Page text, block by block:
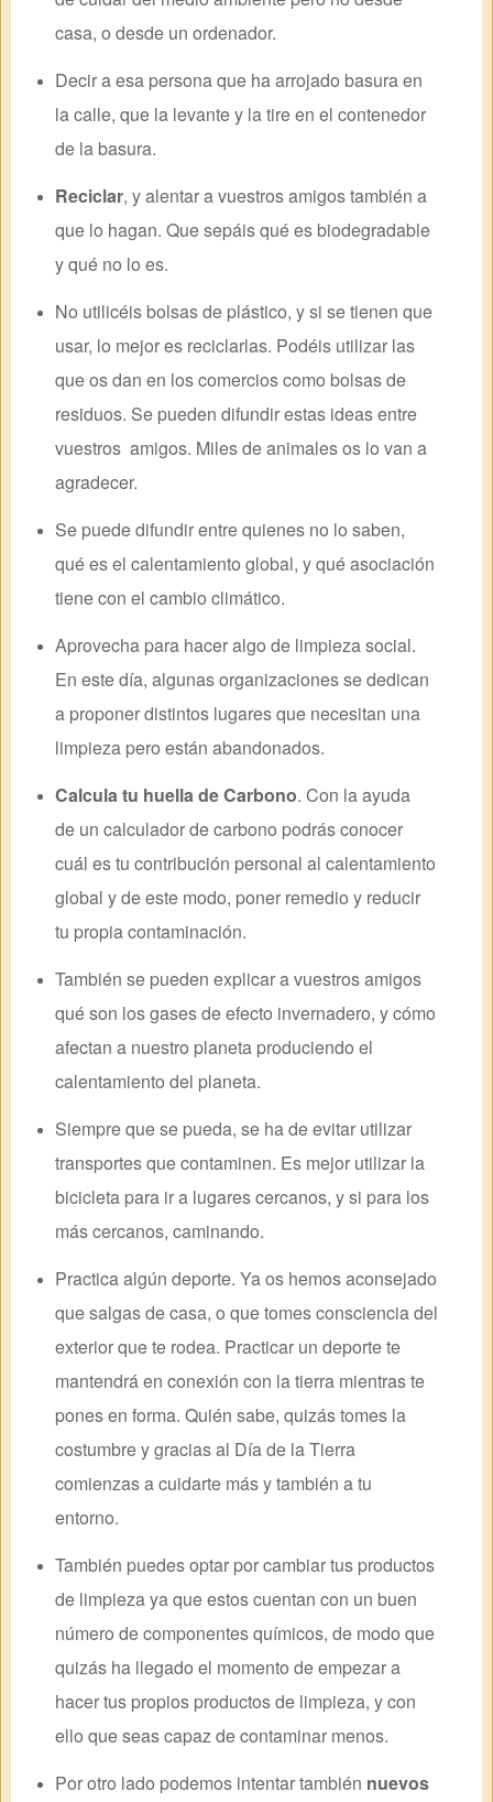
casa, o desde un ordenador.
Decir a esa persona que ha arrojado basura en
la calle, que la levante y la tire en el contenedor
de la basura.
Reciclar, y alentar a vuestros amigos también a
que lo hagan. Que sepáis qué es biodegradable
y qué no lo es.
No utilicéis bolsas de plástico, y si se tienen que
usar, lo mejor es reciclarlas. Podéis utilizar las
que os dan en los comercios como bolsas de
residuos. Se pueden difundir estas ideas entre
vuestros amigos. Miles de animales os lo van a
agradecer.
Se puede difundir entre quienes no lo saben,
qué es el calentamiento global, y qué asociación
tiene con el cambio climático.
Aprovecha para hacer algo de limpieza social.
En este día, algunas organizaciones se dedican
a proponer distintos lugares que necesitan una
limpieza pero están abandonados.
Calcula tu huella de Carbono. Con la ayuda
de un calculador de carbono podrás conocer
cuál es tu contribución personal al calentamiento
global y de este modo, poner remedio y reducir
tu propia contaminación.
También se pueden explicar a vuestros amigos
qué son los gases de efecto invernadero, y cómo
afectan a nuestro planeta produciendo el
calentamiento del planeta.
Siempre que se pueda, se ha de evitar utilizar
transportes que contaminen. Es mejor utilizar la
bicicleta para ir a lugares cercanos, y si para los
más cercanos, caminando.
Practica algún deporte. Ya os hemos aconsejado
que salgas de casa, o que tomes consciencia del
exterior que te rodea. Practicar un deporte te
mantendrá en conexión con la tierra mientras te
pones en forma. Quién sabe, quizás tomes la
costumbre y gracias al Día de la Tierra
comienzas a cuidarte más y también a tu
entorno.
También puedes optar por cambiar tus productos
de limpieza ya que estos cuentan con un buen
número de componentes químicos, de modo que
quizás ha llegado el momento de empezar a
hacer tus propios productos de limpieza, y con
ello que seas capaz de contaminar menos.
Por otro lado podemos intentar también nuevos